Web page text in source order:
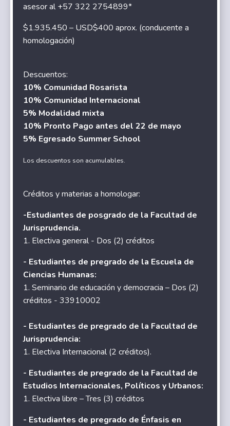
asesor al +57 322 2754899*
$1.935.450 – USD$400 aprox. (conducente a
homologación)
Descuentos:
10% Comunidad Rosarista
10% Comunidad Internacional
5% Modalidad mixta
10% Pronto Pago antes del 22 de mayo
5% Egresado Summer School
Los descuentos son acumulables.
Créditos y materias a homologar:
-Estudiantes de posgrado de la Facultad de
Jurisprudencia.
1. Electiva general - Dos (2) créditos
- Estudiantes de pregrado de la Escuela de
Ciencias Humanas:
1. Seminario de educación y democracia – Dos (2)
créditos - 33910002
- Estudiantes de pregrado de la Facultad de
Jurisprudencia:
1. Electiva Internacional (2 créditos).
- Estudiantes de pregrado de la Facultad de
Estudios Internacionales, Políticos y Urbanos:
1. Electiva libre – Tres (3) créditos
- Estudiantes de pregrado de Énfasis en